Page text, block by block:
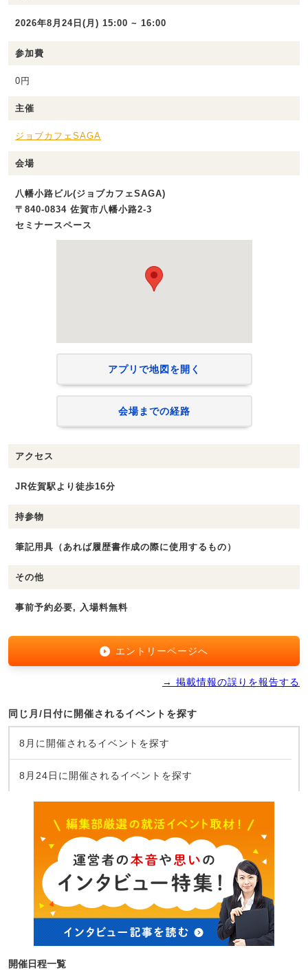
2026年8月24日(月) 15:00 ~ 16:00
参加費
0円
主催
ジョブカフェSAGA
会場
八幡小路ビル(ジョブカフェSAGA)
〒840-0834 佐賀市八幡小路2-3
セミナースペース
アプリで地図を開く
会場までの経路
アクセス
JR佐賀駅より徒歩16分
持参物
筆記用具（あれば履歴書作成の際に使用するもの）
その他
事前予約必要, 入場料無料
エントリーページへ
→ 掲載情報の誤りを報告する
同じ月/日付に開催されるイベントを探す
8月に開催されるイベントを探す
8月24日に開催されるイベントを探す
開催日程一覧